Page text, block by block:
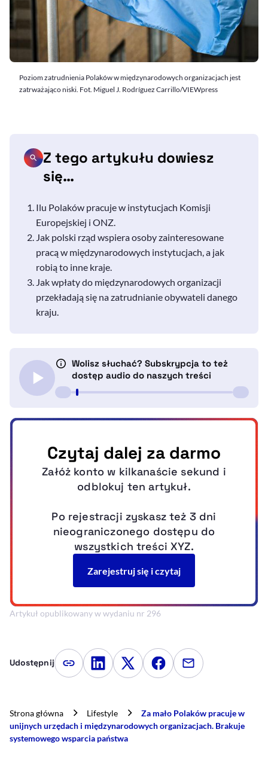
Poziom zatrudnienia Polaków w międzynarodowych organizacjach jest
zatrważająco niski. Fot. Miguel J. Rodríguez Carrillo/VIEWpress
Z tego artykułu dowiesz
się…
Ilu Polaków pracuje w instytucjach Komisji
Europejskiej i ONZ.
Jak polski rząd wspiera osoby zainteresowane
pracą w międzynarodowych instytucjach, a jak
robią to inne kraje.
Jak wpłaty do międzynarodowych organizacji
przekładają się na zatrudnianie obywateli danego
kraju.
Artykuł opublikowany w wydaniu nr 296
Udostępnij Kopiuj link artykułu
Udostępnij na LinkedIn
Udostępnij na Twitterze
Udostępnij na
Udostępnij
Strona główna Lifestyle
Za mało Polaków pracuje w
unijnych urzędach i międzynarodowych organizacjach. Brakuje
systemowego wsparcia państwa